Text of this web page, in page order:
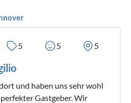
5 5 5
und haben uns sehr wohl
Gastgeber. Wir